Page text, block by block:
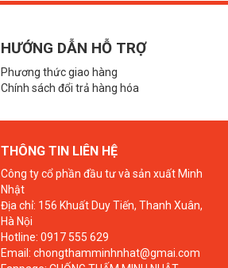
HƯỚNG DẪN HỖ TRỢ
Phương thức giao hàng
Chính sách đổi trả hàng hóa
THÔNG TIN LIÊN HỆ
Công ty cổ phần đầu tư và sản xuất Minh
Nhật
Địa chỉ: 156 Khuất Duy Tiến, Thanh Xuân,
Hà Nội
Hotline: 0917 555 629
Email: chongthamminhnhat@gmai.com